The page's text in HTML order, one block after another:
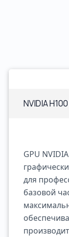
NVIDIA
GPU
для
базовой